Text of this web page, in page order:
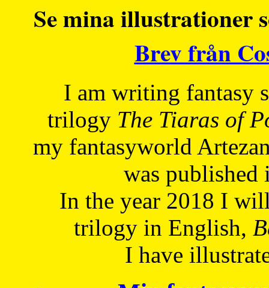
Se mina illustrationer
Brev från
I am writing fantasy
trilogy The Tiaras of
my fantasyworld
was published
In the year 2018 I
trilogy in English,
I have